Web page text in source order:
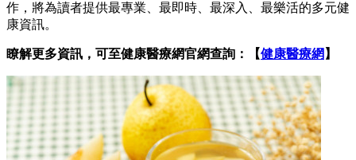
作，將為讀者提供最專業、最即時、最深入、最樂活的多元健
康資訊。
瞭解更多資訊，可至健康醫療網官網查詢：【健康醫療網 】